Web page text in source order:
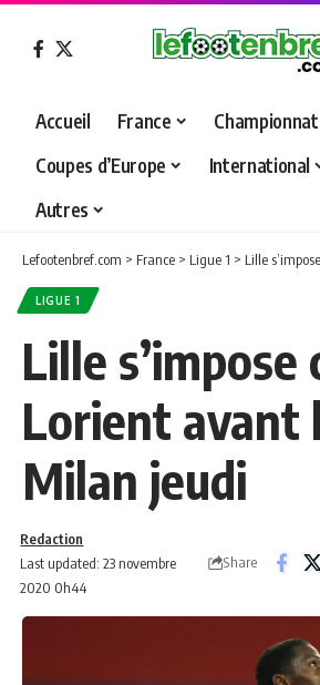
Accueil France
Coupes d’Europe
International
Autres
Lefootenbref.com > France > Ligue 1 > Lille s’impose
LIGUE 1
Lille s’impose
Lorient avant
Milan jeudi
Last updated: 23 novembre
2020 0h44
Redaction
Share